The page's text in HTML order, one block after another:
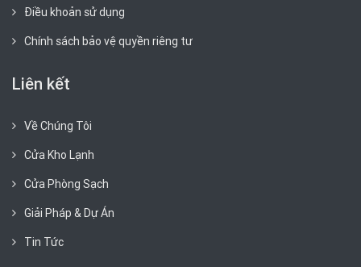
Điều khoản sử dụng
Chính sách bảo vệ quyền riêng tư
Liên kết
Về Chúng Tôi
Cửa Kho Lạnh
Cửa Phòng Sạch
Giải Pháp & Dự Án
Tin Tức